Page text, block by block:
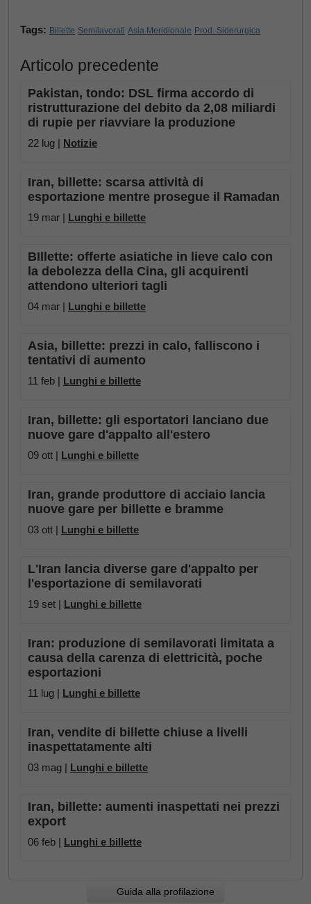
Tags: Billette Semilavorati Asia Meridionale Prod. Siderurgica
Articolo precedente
Pakistan, tondo: DSL firma accordo di
ristrutturazione del debito da 2,08 miliardi
di rupie per riavviare la produzione
22 lug | Notizie
Iran, billette: scarsa attività di
esportazione mentre prosegue il Ramadan
19 mar | Lunghi e billette
BIllette: offerte asiatiche in lieve calo con
la debolezza della Cina, gli acquirenti
attendono ulteriori tagli
04 mar | Lunghi e billette
Asia, billette: prezzi in calo, falliscono i
tentativi di aumento
11 feb | Lunghi e billette
Iran, billette: gli esportatori lanciano due
nuove gare d'appalto all'estero
09 ott | Lunghi e billette
Iran, grande produttore di acciaio lancia
nuove gare per billette e bramme
03 ott | Lunghi e billette
L'Iran lancia diverse gare d'appalto per
l'esportazione di semilavorati
19 set | Lunghi e billette
Iran: produzione di semilavorati limitata a
causa della carenza di elettricità, poche
esportazioni
11 lug | Lunghi e billette
Iran, vendite di billette chiuse a livelli
inaspettatamente alti
03 mag | Lunghi e billette
Iran, billette: aumenti inaspettati nei prezzi
export
06 feb | Lunghi e billette
Guida alla profilazione